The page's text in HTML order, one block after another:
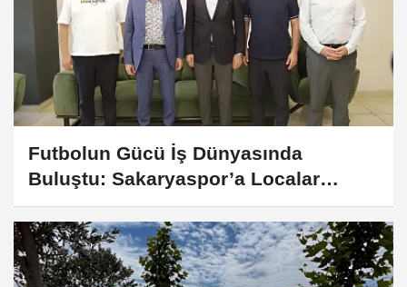
Futbolun Gücü İş Dünyasında
Buluştu: Sakaryaspor’a Localar
Satılıyor